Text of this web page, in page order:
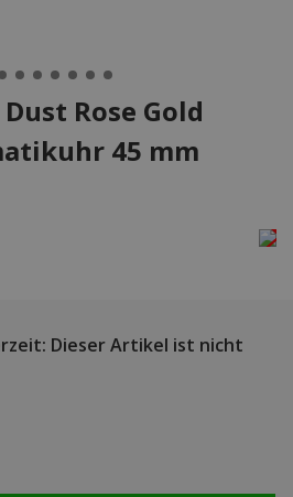
Rose Gold
45 mm
Dieser Artikel ist nicht